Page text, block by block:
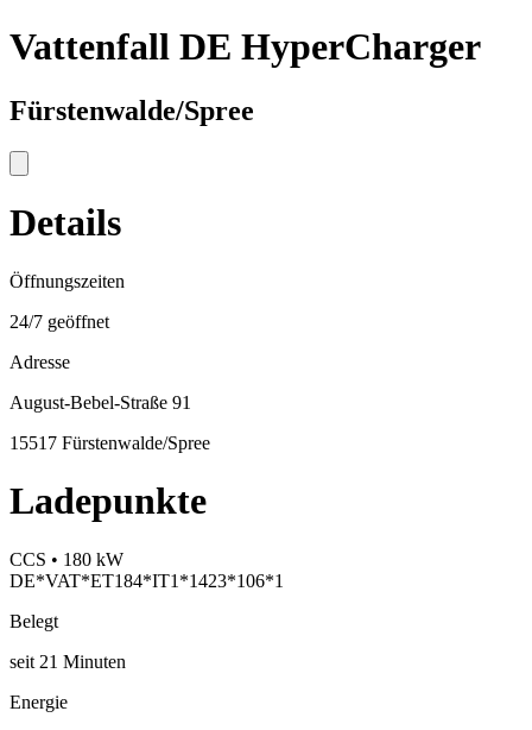
Vattenfall DE HyperCharger
Fürstenwalde/Spree
Details
Öffnungszeiten
24/7 geöffnet
Adresse
August-Bebel-Straße 91
15517 Fürstenwalde/Spree
Ladepunkte
CCS • 180 kW
DE*VAT*ET184*IT1*1423*106*1
Belegt
seit 21 Minuten
Energie